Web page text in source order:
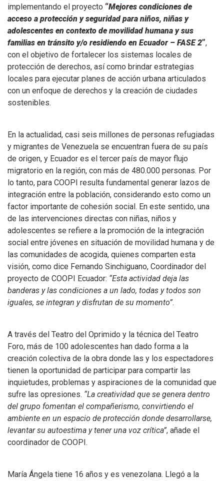
implementando el proyecto “Mejores condiciones de
acceso a protección y seguridad para niños, niñas y
adolescentes en contexto de movilidad humana y sus
familias en tránsito y/o residiendo en Ecuador – FASE 2”,
con el objetivo de fortalecer los sistemas locales de
protección de derechos, así como brindar estrategias
locales para ejecutar planes de acción urbana articulados
con un enfoque de derechos y la creación de ciudades
sostenibles.
En la actualidad, casi seis millones de personas refugiadas
y migrantes de Venezuela se encuentran fuera de su país
de origen, y Ecuador es el tercer país de mayor flujo
migratorio en la región, con más de 480.000 personas. Por
lo tanto, para COOPI resulta fundamental generar lazos de
integración entre la población, considerando esto como un
factor importante de cohesión social. En este sentido, una
de las intervenciones directas con niñas, niños y
adolescentes se refiere a la promoción de la integración
social entre jóvenes en situación de movilidad humana y de
las comunidades de acogida, quienes comparten esta
visión, como dice Fernando Sinchiguano, Coordinador del
proyecto de COOPI Ecuador: “Esta actividad deja las
banderas y las condiciones a un lado, todas y todos son
iguales, se integran y disfrutan de su momento”.
A través del Teatro del Oprimido y la técnica del Teatro
Foro, más de 100 adolescentes han dado forma a la
creación colectiva de la obra donde las y los espectadores
tienen la oportunidad de participar para compartir las
inquietudes, problemas y aspiraciones de la comunidad que
sufre las opresiones. “La creatividad que se genera dentro
del grupo fomentan el compañerismo, convirtiendo el
ambiente en un espacio de protección donde desarrollarse,
levantar su autoestima y tener una voz crítica”, añade el
coordinador de COOPI.
María Ángela tiene 16 años y es venezolana. Llegó a la